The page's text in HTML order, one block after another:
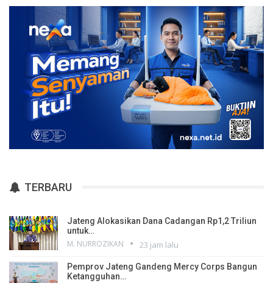
TERBARU
Jateng Alokasikan Dana Cadangan Rp1,2 Triliun
untuk…
M. NURROZIKAN 23 jam lalu
Pemprov Jateng Gandeng Mercy Corps Bangun
Ketangguhan…